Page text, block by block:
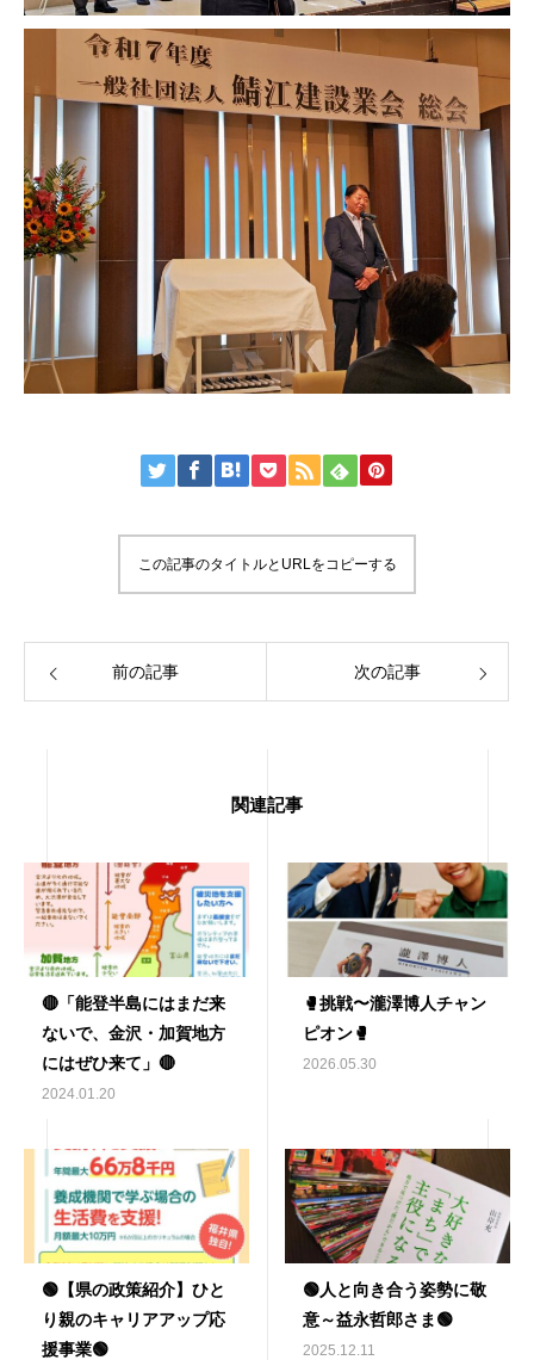
この記事のタイトルとURLをコピーする
前の記事 次の記事
関連記事
🔴「能登半島にはまだ来
ないで、金沢・加賀地方
にはぜひ来て」🔴
2024.01.20
🥊挑戦〜瀧澤博人チャン
ピオン🥊
2026.05.30
🟢【県の政策紹介】ひと
り親のキャリアアップ応
援事業🟢
🟢人と向き合う姿勢に敬
意～益永哲郎さま🟢
2025.12.11